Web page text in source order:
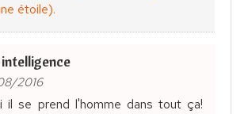
étoile).
2016
il se prend l'homme dans tout ça!